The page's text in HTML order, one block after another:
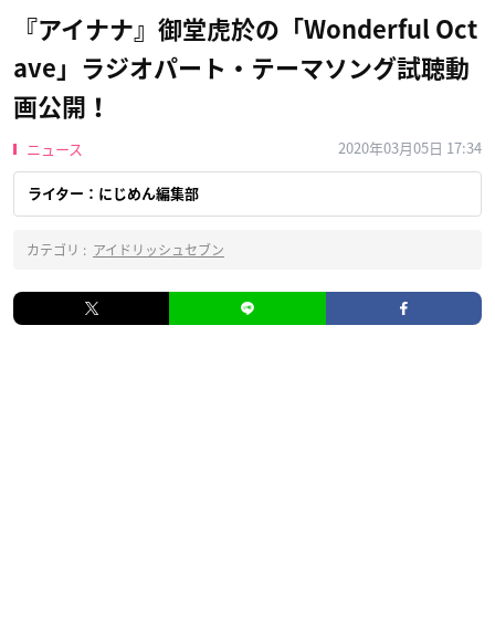
『アイナナ』御堂虎於の「Wonderful Oct
ave」ラジオパート・テーマソング試聴動
画公開！
ニュース 2020年03月05日 17:34
ライター：にじめん編集部
カテゴリ : アイドリッシュセブン